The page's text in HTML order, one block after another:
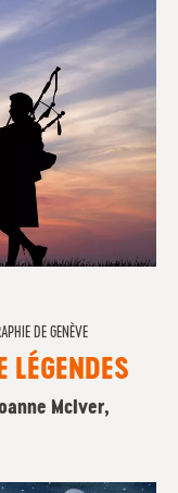
DE GENÈVE
LÉGENDES
McIver,